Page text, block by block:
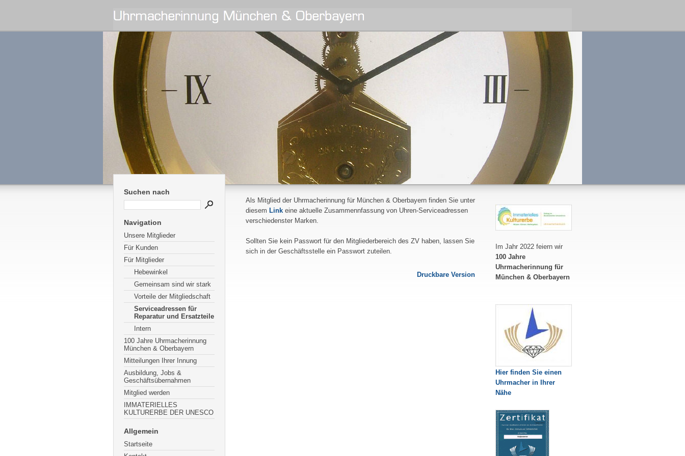
Suchen nach
Navigation
Unsere Mitglieder
Für Kunden
Für Mitglieder
Hebewinkel
Gemeinsam sind wir stark
Vorteile der Mitgliedschaft
Serviceadressen für
Reparatur und Ersatzteile
Intern
100 Jahre Uhrmacherinnung
München & Oberbayern
Mitteilungen Ihrer Innung
Ausbildung, Jobs &
Geschäftsübernahmen
Mitglied werden
IMMATERIELLES
KULTURERBE DER UNESCO
Allgemein
Startseite
Als Mitglied der Uhrmacherinnung für München & Oberbayern finden Sie unter
diesem Link eine aktuelle Zusammennfassung von Uhren-Serviceadressen
verschiedenster Marken.
Sollten Sie kein Passwort für den Mitgliederbereich des ZV haben, lassen Sie
sich in der Geschäftsstelle ein Passwort zuteilen.
Druckbare Version
Im Jahr 2022 feiern wir
100 Jahre
Uhrmacherinnung für
München & Oberbayern
Hier finden Sie einen
Uhrmacher in Ihrer
Nähe